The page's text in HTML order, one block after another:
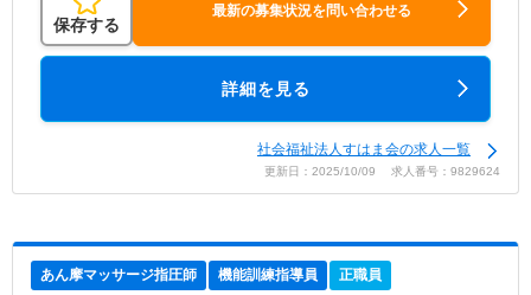
保存する
最新の募集状況を問い合わせる
詳細を見る
社会福祉法人すはま会の求人一覧
更新日：2025/10/09 求人番号：9829624
あん摩マッサージ指圧師 機能訓練指導員 正職員